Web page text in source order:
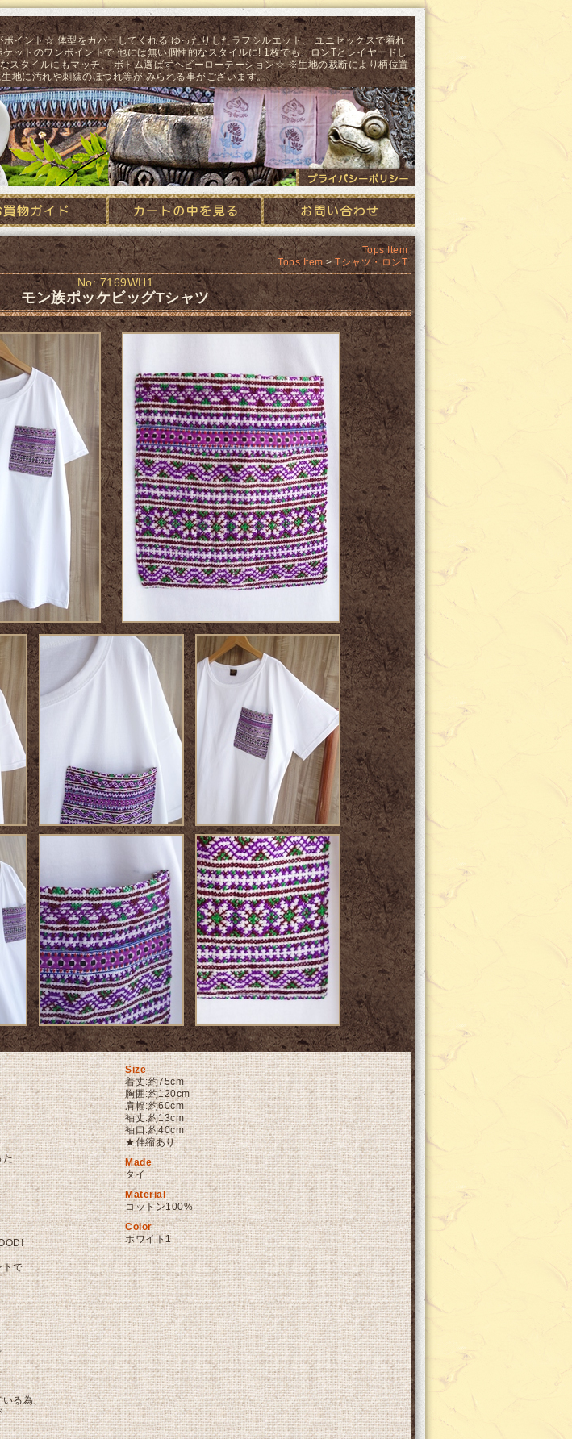
イント☆ 体型をカバーしてくれる ゆったりしたラフシルエット、 ユニセックスで着れ
ットのワンポイントで 他には無い個性的なスタイルに! 1枚でも、ロンTとレイヤードし
スタイルにもマッチ、 ボトム選ばずヘビーローテーション☆ ※生地の裁断により柄位置
地に汚れや刺繍のほつれ等が みられる事がございます。
ジアン/ナチュラル ファッション 服・ワンピース
Tops Item
Tops Item > Tシャツ・ロンT
No: 7169WH1
モン族ポッケビッグTシャツ
た
トで
る為、
Size
着丈:約75cm
胸囲:約120cm
肩幅:約60cm
袖丈:約13cm
袖口:約40cm
★伸縮あり
Made
タイ
Material
コットン100%
Color
ホワイト1